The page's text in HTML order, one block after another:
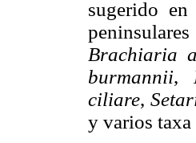
sugerido
Brachiaria
burmannii,
ciliare,
y varios taxa